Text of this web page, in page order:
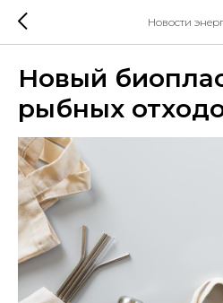
Новости
Новый
рыбных